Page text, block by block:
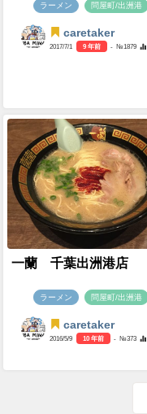
ラーメン 問屋町/出洲港
caretaker
2017/7/1 9 年前 - №1879
一蘭 千葉出洲港店
ラーメン 問屋町/出洲港
caretaker
2016/5/9 10 年前 - №373